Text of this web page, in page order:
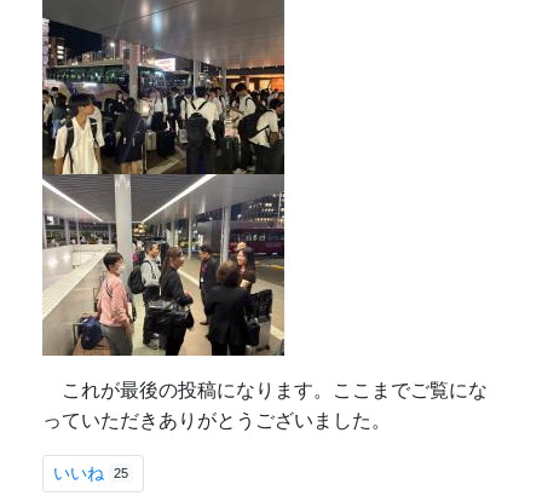
これが最後の投稿になります。ここまでご覧にな
っていただきありがとうございました。
いいね 25